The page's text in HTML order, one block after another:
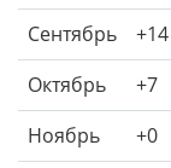
Сентябрь
+14
Октябрь
+7
Ноябрь
+0